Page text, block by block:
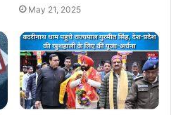
May 21, 2025